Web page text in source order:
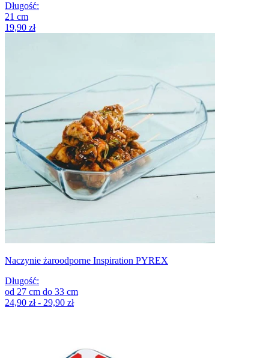
Długość:
21 cm
19,90 zł
Naczynie żaroodporne Inspiration PYREX
Długość:
od 27 cm do 33 cm
24,90 zł - 29,90 zł